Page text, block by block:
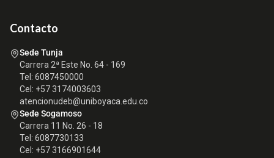
Contacto
Sede Tunja
Carrera 2ª Este No. 64 - 169
Tel: 6087450000
Cel: +57 3174003603
atencionudeb@uniboyaca.edu.co
Sede Sogamoso
Carrera 11 No. 26 - 18
Tel: 6087730133
Cel: +57 3166901644